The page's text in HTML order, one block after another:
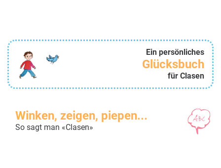
Ein persönliches
Glücksbuch
für Clasen
Winken, zeigen, piepen...
So sagt man «Clasen»